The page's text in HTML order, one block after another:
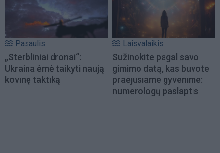
Pasaulis
„Sterbliniai dronai“:
Ukraina ėmė taikyti naują
kovinę taktiką
Laisvalaikis
Sužinokite pagal savo
gimimo datą, kas buvote
praėjusiame gyvenime:
numerologų paslaptis